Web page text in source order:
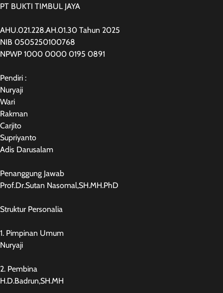
PT BUKTI TIMBUL JAYA
AHU.021.228.AH.01.30 Tahun 2025
NIB 0505250100768
NPWP 1000 0000 0195 0891
Pendiri :
Nuryaji
Wari
Rakman
Carjito
Supriyanto
Adis Darusalam
Penanggung Jawab
Prof.Dr.Sutan Nasomal,SH.MH.PhD
Struktur Personalia
1. Pimpinan Umum
Nuryaji
2. Pembina
H.D.Badrun,SH.MH